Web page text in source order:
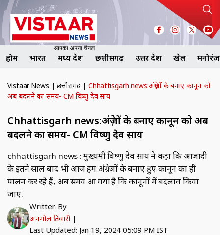
होम भारत मध्य प्रदेश छत्तीसगढ़ उत्तर प्रदेश खेल
Vistaar News | छत्तीसगढ़ | Chhattisgarh news:अंग्रेज़ों के बनाए कानून को
अब बदलने का समय- CM विष्णु देव साय
Chhattisgarh news:अंग्रेज़ों के बनाए कानून को अब
बदलने का समय- CM विष्णु देव साय
chhattisgarh news : मुख्यमंत्री विष्णु देव साय ने कहा कि आजादी
के इतने साल बाद भी आज हम अंग्रेजों के बनाए हुए कानून का ही
पालन कर रहे हैं, अब समय आ गया है कि कानूनों में बदलाव किया
जाए.
Written By
अनमोल तिवारी |
Last Updated: Jan 19, 2024 05:09 PM IST